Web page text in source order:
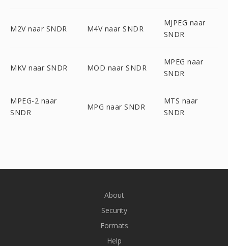
M2V naar SNDR M4V naar SNDR
MJPEG naar
SNDR
MKV naar SNDR MOD naar SNDR
MPEG naar
SNDR
MPEG-2 naar
SNDR
MPG naar SNDR
MTS naar
SNDR
About
Security
Formats
Help